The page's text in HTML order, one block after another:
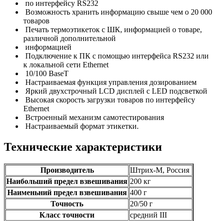
по интерфейсу RS232
Возможность хранить информацию свыше чем о 20 000
товаров
Печать термоэтикеток с ШК, информацией о товаре,
различной дополнительной
информацией
Подключение к ПК с помощью интерфейса RS232 или
к локальной сети Ethernet
10/100 BaseT
Настраиваемая функция управления дозированием
Яркий двухстрочный LCD дисплей с LED подсветкой
Высокая скорость загрузки товаров по интерфейсу
Ethernet
Встроенный механизм самотестирования
Настраиваемый формат этикетки.
Технические характеристики
Производитель
Штрих-М, Россия
Наибольший предел взвешивания 200 кг
Наименьний предел взвешивания 400 г
Точность
20/50 г
Класс точности
средний III